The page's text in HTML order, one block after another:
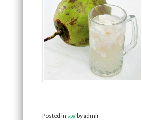
Posted in spa by admin